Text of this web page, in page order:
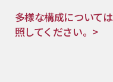
多様な構成について
照してください。>